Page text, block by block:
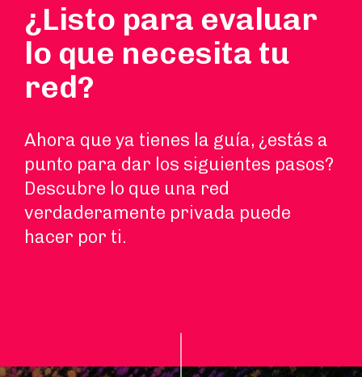
¿Listo para evaluar
lo que necesita tu
red?
Ahora que ya tienes la guía, ¿estás a
punto para dar los siguientes pasos?
Descubre lo que una red
verdaderamente privada puede
hacer por ti.